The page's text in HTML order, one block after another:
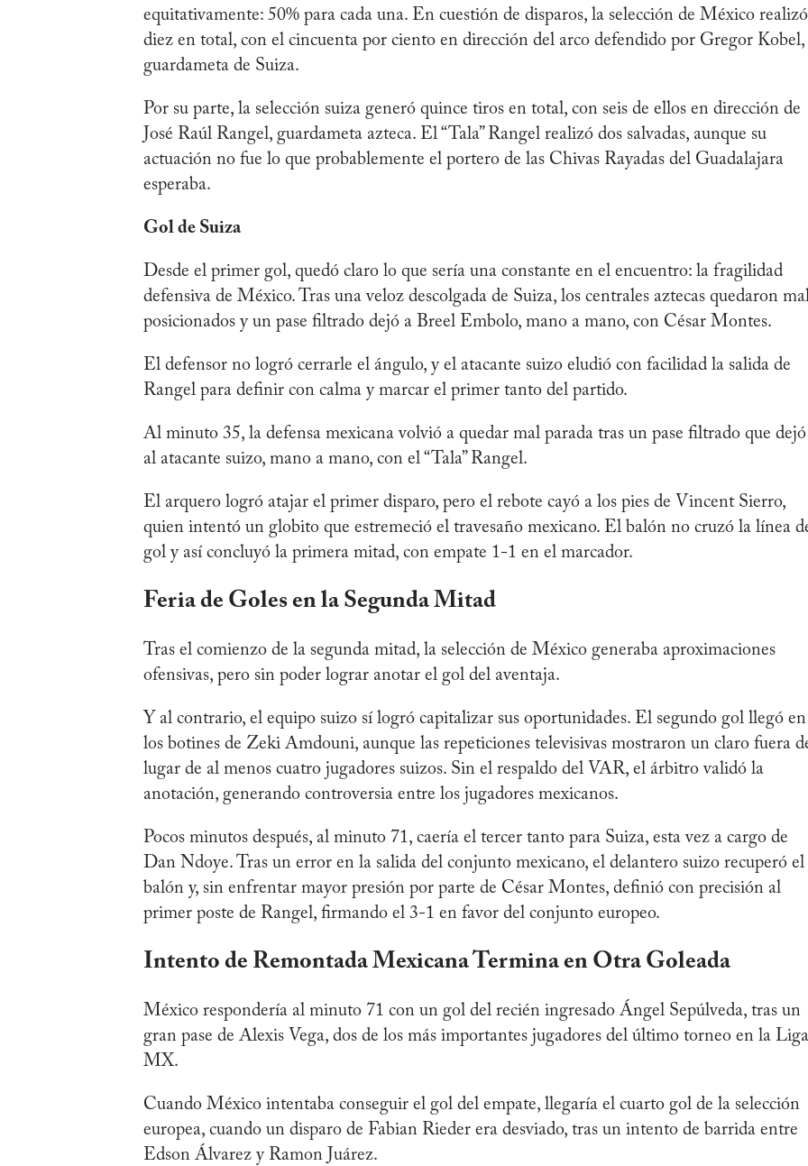
equitativamente: 50% para cada una. En cuestión de disparos, la selección de México realizó
diez en total, con el cincuenta por ciento en dirección del arco defendido por Gregor Kobel,
guardameta de Suiza.
Por su parte, la selección suiza generó quince tiros en total, con seis de ellos en dirección de
José Raúl Rangel, guardameta azteca. El “Tala” Rangel realizó dos salvadas, aunque su
actuación no fue lo que probablemente el portero de las Chivas Rayadas del Guadalajara
esperaba.
Gol de Suiza
Desde el primer gol, quedó claro lo que sería una constante en el encuentro: la fragilidad
defensiva de México. Tras una veloz descolgada de Suiza, los centrales aztecas quedaron
posicionados y un pase filtrado dejó a Breel Embolo, mano a mano, con César Montes.
El defensor no logró cerrarle el ángulo, y el atacante suizo eludió con facilidad la salida de
Rangel para definir con calma y marcar el primer tanto del partido.
Al minuto 35, la defensa mexicana volvió a quedar mal parada tras un pase filtrado que dejó
al atacante suizo, mano a mano, con el “Tala” Rangel.
El arquero logró atajar el primer disparo, pero el rebote cayó a los pies de Vincent Sierro,
quien intentó un globito que estremeció el travesaño mexicano. El balón no cruzó la línea
gol y así concluyó la primera mitad, con empate 1-1 en el marcador.
Feria de Goles en la Segunda Mitad
Tras el comienzo de la segunda mitad, la selección de México generaba aproximaciones
ofensivas, pero sin poder lograr anotar el gol del aventaja.
Y al contrario, el equipo suizo sí logró capitalizar sus oportunidades. El segundo gol llegó en
los botines de Zeki Amdouni, aunque las repeticiones televisivas mostraron un claro fuera
lugar de al menos cuatro jugadores suizos. Sin el respaldo del VAR, el árbitro validó la
anotación, generando controversia entre los jugadores mexicanos.
Pocos minutos después, al minuto 71, caería el tercer tanto para Suiza, esta vez a cargo de
Dan Ndoye. Tras un error en la salida del conjunto mexicano, el delantero suizo recuperó el
balón y, sin enfrentar mayor presión por parte de César Montes, definió con precisión al
primer poste de Rangel, firmando el 3-1 en favor del conjunto europeo.
Intento de Remontada Mexicana Termina en Otra Goleada
México respondería al minuto 71 con un gol del recién ingresado Ángel Sepúlveda, tras un
gran pase de Alexis Vega, dos de los más importantes jugadores del último torneo en la Liga
MX.
Cuando México intentaba conseguir el gol del empate, llegaría el cuarto gol de la selección
europea, cuando un disparo de Fabian Rieder era desviado, tras un intento de barrida entre
Edson Álvarez y Ramon Juárez.